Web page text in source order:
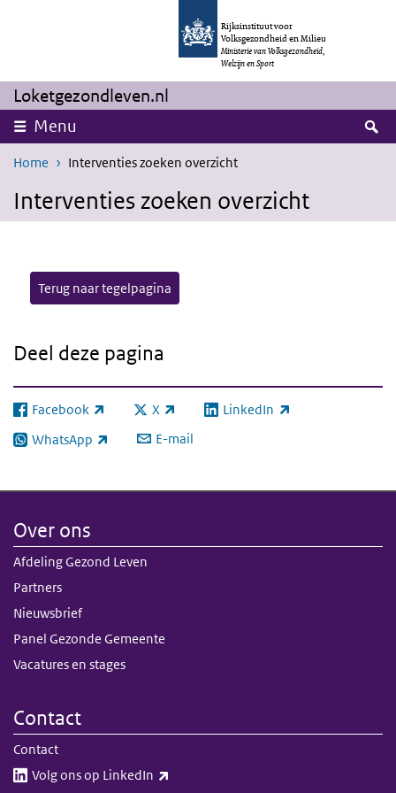
Overslaan en naar de inhoud gaan
Rijksinstituut voor
Volksgezondheid en Milieu
Ministerie van Volksgezondheid,
Welzijn en Sport
Loketgezondleven.nl
Menu
Home Interventies zoeken overzicht
Interventies zoeken overzicht
Terug naar tegelpagina
Deel deze pagina
Facebook
(externe link) X
(externe link) LinkedIn
(externe link)
WhatsApp
(externe link) E-mail
Over ons
Afdeling Gezond Leven
Partners
Nieuwsbrief
Panel Gezonde Gemeente
Vacatures en stages
Contact
Contact
Volg ons op LinkedIn​​